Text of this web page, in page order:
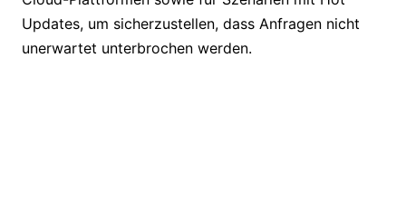
Updates, um sicherzustellen, dass Anfragen nicht
unerwartet unterbrochen werden.